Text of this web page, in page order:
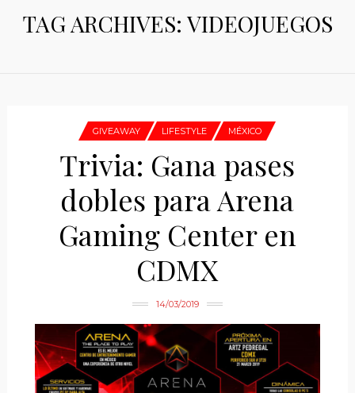
TAG ARCHIVES: VIDEOJUEGOS
GIVEAWAY LIFESTYLE MÉXICO
Trivia: Gana pases
dobles para Arena
Gaming Center en
CDMX
14/03/2019